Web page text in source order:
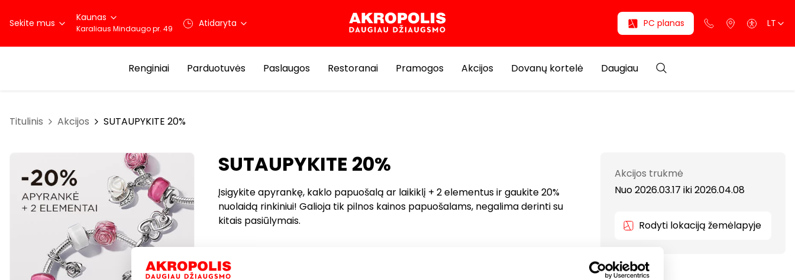
Sekite mus Kaunas
Karaliaus Mindaugo pr. 49 Atidaryta PC planas LT
Renginiai Parduotuvės Paslaugos Restoranai Pramogos Akcijos Dovanų kortelė Daugiau
Titulinis Akcijos SUTAUPYKITE 20%
SUTAUPYKITE 20%
Įsigykite apyrankę, kaklo papuošalą ar laikiklį + 2 elementus ir gaukite 20%
nuolaidą rinkiniui! Galioja tik pilnos kainos papuošalams, negalima derinti su
kitais pasiūlymais.
Akcijos trukmė
Nuo 2026.03.17 iki2026.04.08
Rodyti lokaciją žemėlapyje